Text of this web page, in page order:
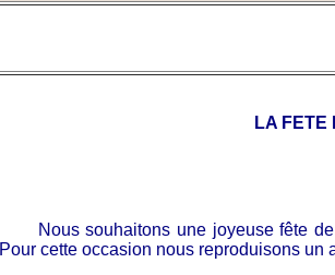
LA FETE
Nous souhaitons une joyeuse fête
Pour cette occasion nous reproduisons